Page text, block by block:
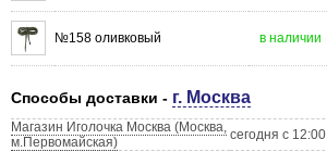
№158 оливковый в наличии
Способы доставки - г. Москва
Магазин Иголочка Москва (Москва,
м.Первомайская)
сегодня с 12:00